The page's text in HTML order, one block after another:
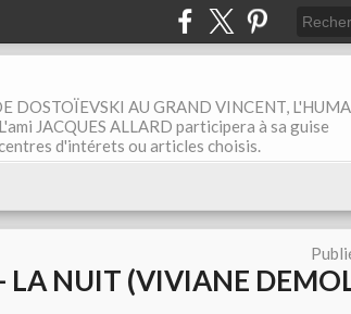
DOSTOÏEVSKI AU GRAND VINCENT,
JACQUES ALLARD participera à sa guise
d'intérets ou articles choisis.
LA NUIT (VIVIANE